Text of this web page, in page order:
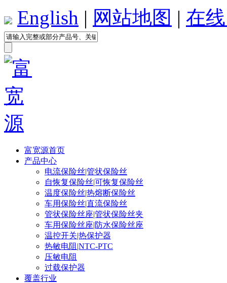
English | 网站地图 | 在
富宽源首页
产品中心
电流保险丝|管状保险丝
自恢复保险丝|可恢复保险丝
温度保险丝|热熔断保险丝
车用保险丝|直流保险丝
管状保险丝座|管状保险丝夹
车用保险丝座|防水保险丝座
温控开关|热保护器
热敏电阻|NTC-PTC
压敏电阻
过载保护器
覆盖行业